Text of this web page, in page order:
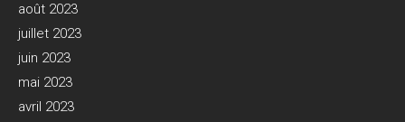
août 2023
juillet 2023
juin 2023
mai 2023
avril 2023